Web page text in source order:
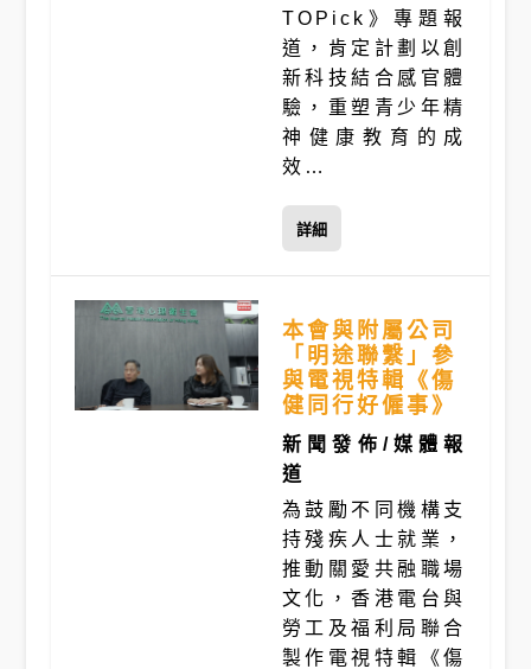
TOPick》專題報
道，肯定計劃以創
新科技結合感官體
驗，重塑青少年精
神健康教育的成
效…
詳細
本會與附屬公司
「明途聯繫」參
與電視特輯《傷
健同行好僱事》
新聞發佈/媒體報
道
為鼓勵不同機構支
持殘疾人士就業，
推動關愛共融職場
文化，香港電台與
勞工及福利局聯合
製作電視特輯《傷